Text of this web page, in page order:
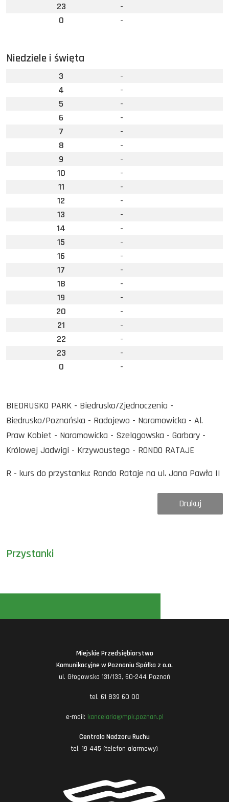
Przystanki
23
-
0
-
Niedziele i święta
3
-
4
-
5
-
6
-
7
-
8
-
9
-
10
-
11
-
12
-
13
-
14
-
15
-
16
-
17
-
18
-
19
-
20
-
21
-
22
-
23
-
0
-
BIEDRUSKO PARK - Biedrusko/Zjednoczenia -
Biedrusko/Poznańska - Radojewo - Naramowicka - Al.
Praw Kobiet - Naramowicka - Szelągowska - Garbary -
Królowej Jadwigi - Krzywoustego - RONDO RATAJE
R - kurs do przystanku: Rondo Rataje na ul. Jana Pawła II
Drukuj
Miejskie Przedsiębiorstwo
Komunikacyjne w Poznaniu Spółka z o.o.
ul. Głogowska 131/133, 60-244 Poznań
tel. 61 839 60 00
e-mail: kancelaria@mpk.poznan.pl
Centrala Nadzoru Ruchu
tel. 19 445 (telefon alarmowy)